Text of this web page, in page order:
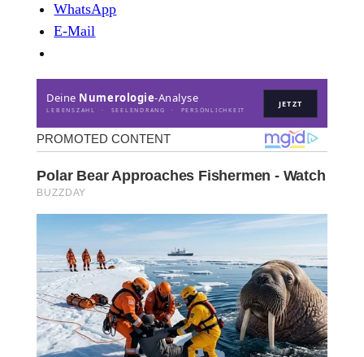
WhatsApp
E-Mail
Deine Numerologie-Analyse
LEBENSZAHL · SEELENDRANG · PERSÖNLICHKEIT
JETZT